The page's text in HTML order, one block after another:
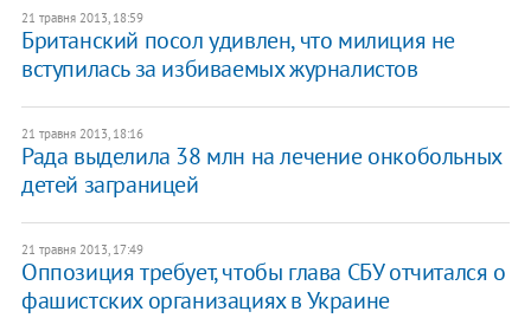
21 травня 2013, 18:59
Британский посол удивлен, что милиция не
вступилась за избиваемых журналистов
21 травня 2013, 18:16
Рада выделила 38 млн на лечение онкобольных
детей заграницей
21 травня 2013, 17:49
Оппозиция требует, чтобы глава СБУ отчитался о
фашистских организациях в Украине